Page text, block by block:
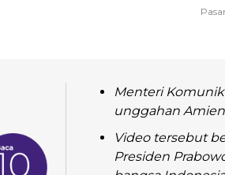
Menteri
unggahan
Video tersebut
Presiden